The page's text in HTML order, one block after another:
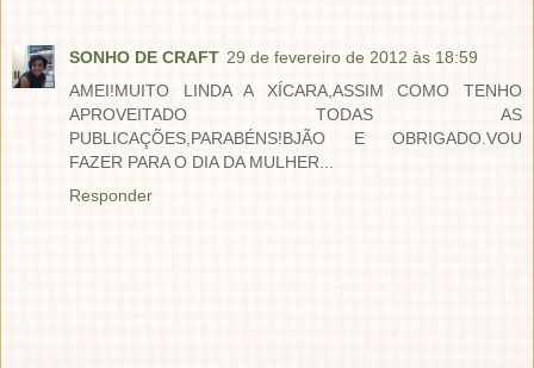
SONHO DE CRAFT 29 de fevereiro de 2012 às 18:59
AMEI!MUITO LINDA A XÍCARA,ASSIM COMO TENHO
APROVEITADO TODAS AS
PUBLICAÇÕES,PARABÉNS!BJÃO E OBRIGADO.VOU
FAZER PARA O DIA DA MULHER...
Responder